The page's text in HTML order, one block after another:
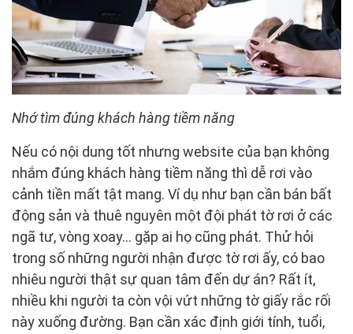
Nhớ tìm đúng khách hàng tiềm năng
Nếu có nội dung tốt nhưng website của bạn không
nhắm đúng khách hàng tiềm năng thì dễ rơi vào
cảnh tiền mất tật mang. Ví dụ như bạn cần bán bất
động sản và thuê nguyên một đội phát tờ rơi ở các
ngã tư, vòng xoay… gặp ai họ cũng phát. Thử hỏi
trong số những người nhận được tờ rơi ấy, có bao
nhiêu người thật sự quan tâm đến dự án? Rất ít,
nhiều khi người ta còn vội vứt những tờ giấy rắc rối
này xuống đường. Bạn cần xác định giới tính, tuổi,